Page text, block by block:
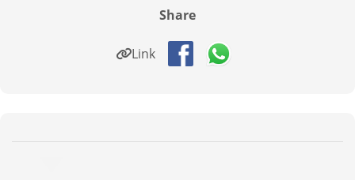
Share
Link